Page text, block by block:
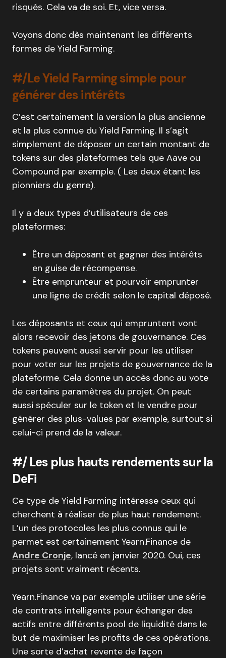
risqués. Cela va de soi. Et, vice versa.
Voyons donc dès maintenant les différents
formes de Yield Farming.
#/Le Yield Farming simple pour
générer des intérêts
C’est certainement la version la plus ancienne
et la plus connue du Yield Farming. Il s’agit
simplement de déposer un certain montant de
tokens sur des plateformes tels que Aave ou
Compound par exemple. ( Les deux étant les
pionniers du genre).
Il y a deux types d’utilisateurs de ces
plateformes:
Être un déposant et gagner des intérêts
en guise de récompense.
Être emprunteur et pourvoir emprunter
une ligne de crédit selon le capital déposé.
Les déposants et ceux qui empruntent vont
alors recevoir des jetons de gouvernance. Ces
tokens peuvent aussi servir pour les utiliser
pour voter sur les projets de gouvernance de la
plateforme. Cela donne un accès donc au vote
de certains paramètres du projet. On peut
aussi spéculer sur le token et le vendre pour
générer des plus-values par exemple, surtout si
celui-ci prend de la valeur.
#/ Les plus hauts rendements sur la
DeFi
Ce type de Yield Farming intéresse ceux qui
cherchent à réaliser de plus haut rendement.
L’un des protocoles les plus connus qui le
permet est certainement Yearn.Finance de
Andre Cronje, lancé en janvier 2020. Oui, ces
projets sont vraiment récents.
Yearn.Finance va par exemple utiliser une série
de contrats intelligents pour échanger des
actifs entre différents pool de liquidité dans le
but de maximiser les profits de ces opérations.
Une sorte d’achat revente de façon